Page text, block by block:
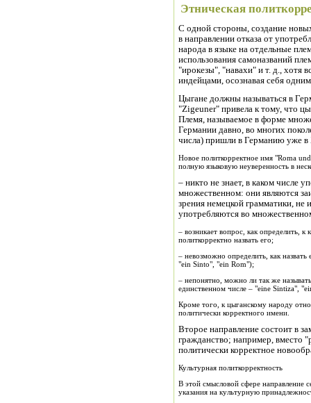
Этническая
С одной стороны, создание
в направлении отказа от
народа в языке на отдельные
использования самоназваний
"ирокезы", "навахи" и т. д., хотя
индейцами, осознавая себя
Цыгане должны называться в
"Zigeuner" привела к тому, что
Племя, называемое в форме
Германии давно, во многих
числа) пришли в Германию уже в
Новое политкорректное имя "Roma
полную языковую неуверенность в
– никто не знает, в каком числе
множественном: они являются
зрения немецкой грамматики, не
употребляются во
– возникает вопрос, как определить,
политкорректно назвать его;
– невозможно определить, как
"ein Sinto", "ein Rom");
– непонятно, можно ли так же
единственном числе – "eine Sintiza",
Кроме того, к цыганскому народу
политически корректного имени.
Второе направление состоит в
гражданство; например, вместо
политически корректное
Культурная политкорректность
В этой смысловой сфере направление
указания на культурную